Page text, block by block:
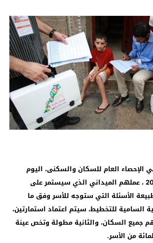
الإحصاء العام للسكان والسكنى، اليوم
الأحد فاتح شتنبر2024 ، عملهم الميداني الذي سيستمر على
الأسئلة التي ستوجه للأسر وفق ما
السامية للتخطيط، سيتم اعتماد استمارتين،
جميع السكان، والثانية مطولة وتخص عينة